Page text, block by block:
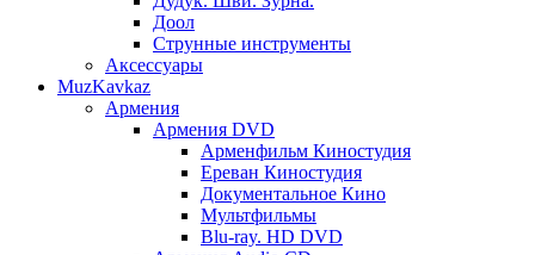
Доол
Струнные инструменты
Аксессуары
MuzKavkaz
Армения
Армения DVD
Арменфильм Киностудия
Ереван Киностудия
Документальное Кино
Мультфильмы
Blu-ray. HD DVD